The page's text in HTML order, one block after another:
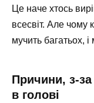
Це наче хтось
всесвіт. Але чому
мучить багатьох,
Причини, з-
в голові